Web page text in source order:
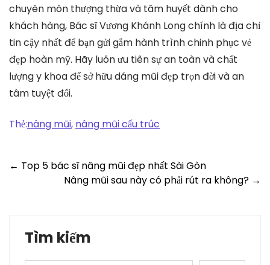
chuyên môn thượng thừa và tâm huyết dành cho
khách hàng, Bác sĩ Vương Khánh Long chính là địa chỉ
tin cậy nhất để bạn gửi gắm hành trình chinh phục vẻ
đẹp hoàn mỹ. Hãy luôn ưu tiên sự an toàn và chất
lượng y khoa để sở hữu dáng mũi đẹp trọn đời và an
tâm tuyệt đối.
Thẻ:nâng mũi, nâng mũi cấu trúc
Post
navigation
← Top 5 bác sĩ nâng mũi đẹp nhất Sài Gòn
Nâng mũi sau này có phải rút ra không? →
Tìm kiếm